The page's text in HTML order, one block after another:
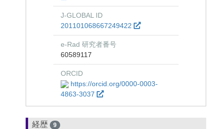
J-GLOBAL ID
201101068667249422
e-Rad 研究者番号
60589117
ORCID
https://orcid.org/0000-0003-
4863-3037
経歴 9